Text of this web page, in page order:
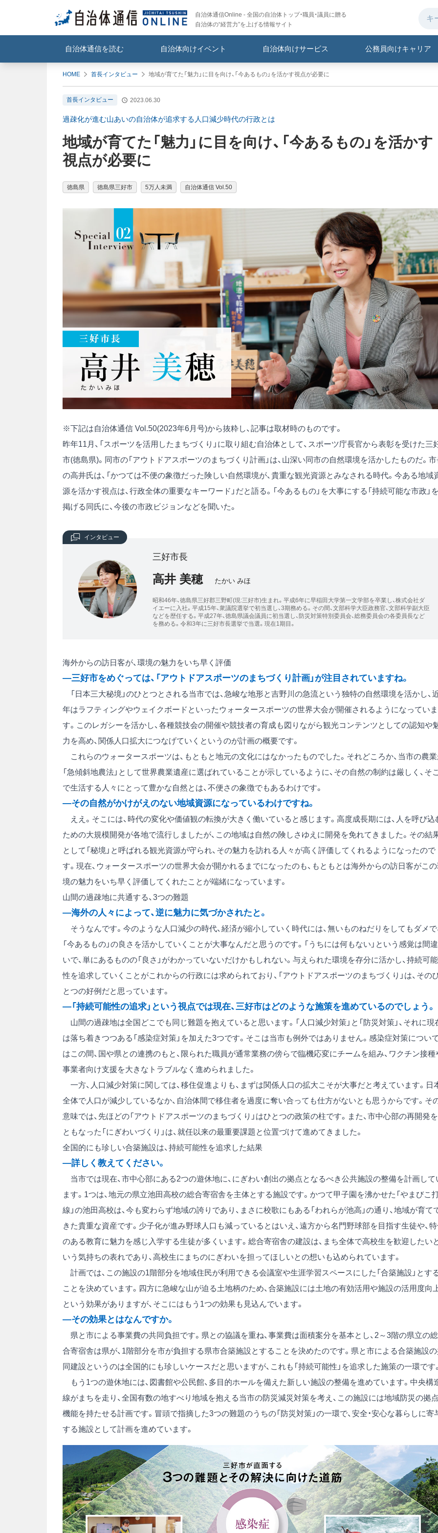
自治体通信Online - 全国の自治体トップ・職員・議員に贈る
自治体の“経営力”を上げる情報サイト
自治体通信を読む 自治体向けイベント 自治体向けサービス 公務員向けキャリア
HOME 首長インタビュー 地域が育てた「魅力」に目を向け、「今あるもの」を活かす視点が必要に
首長インタビュー 2023.06.30
過疎化が進む山あいの自治体が追求する人口減少時代の行政とは
地域が育てた「魅力」に目を向け、「今あるもの」を活かす
視点が必要に
徳島県 徳島県三好市 5万人未満 自治体通信 Vol.50
※下記は自治体通信 Vol.50(2023年6月号)から抜粋し、記事は取材時のものです。
昨年11月、「スポーツを活用したまちづくり」に取り組む自治体として、スポーツ庁長官から表彰を受けた三
市(徳島県)。同市の「アウトドアスポーツのまちづくり計画」は、山深い同市の自然環境を活かしたものだ。
の高井氏は、「かつては不便の象徴だった険しい自然環境が、貴重な観光資源とみなされる時代。今ある地域
源を活かす視点は、行政全体の重要なキーワード」だと語る。「今あるもの」を大事にする「持続可能な市政」を
掲げる同氏に、今後の市政ビジョンなどを聞いた。
インタビュー
三好市長
高井 美穂 たかい みほ
昭和46年、徳島県三好郡三野町(現:三好市)生まれ。平成6年に早稲田大学第一文学部を卒業し、株式会社ダ
イエーに入社。平成15年、衆議院選挙で初当選し、3期務める。その間、文部科学大臣政務官、文部科学副大臣
などを歴任する。平成27年、徳島県議会議員に初当選し、防災対策特別委員会、総務委員会の各委員長など
を務める。令和3年に三好市長選挙で当選。現在1期目。
海外からの訪日客が、環境の魅力をいち早く評価
―三好市をめぐっては、「アウトドアスポーツのまちづくり計画」が注目されていますね。
「日本三大秘境」のひとつとされる当市では、急峻な地形と吉野川の急流という独特の自然環境を活かし、
年はラフティングやウェイクボードといったウォータースポーツの世界大会が開催されるようになっていま
す。このレガシーを活かし、各種競技会の開催や競技者の育成も図りながら観光コンテンツとしての認知や
力を高め、関係人口拡大につなげていくというのが計画の概要です。
これらのウォータースポーツは、もともと地元の文化にはなかったものでした。それどころか、当市の農
「急傾斜地農法」として世界農業遺産に選ばれていることが示しているように、その自然の制約は厳しく、そこ
で生活する人々にとって豊かな自然とは、不便さの象徴でもあるわけです。
―その自然がかけがえのない地域資源になっているわけですね。
ええ。そこには、時代の変化や価値観の転換が大きく働いていると感じます。高度成長期には、人を呼び込
ための大規模開発が各地で流行しましたが、この地域は自然の険しさゆえに開発を免れてきました。その結
として「秘境」と呼ばれる観光資源が守られ、その魅力を訪れる人々が高く評価してくれるようになったので
す。現在、ウォータースポーツの世界大会が開かれるまでになったのも、もともとは海外からの訪日客がこ
境の魅力をいち早く評価してくれたことが端緒になっています。
山間の過疎地に共通する、3つの難題
―海外の人々によって、逆に魅力に気づかされたと。
そうなんです。今のような人口減少の時代、経済が縮小していく時代には、無いものねだりをしてもダメで
「今あるもの」の良さを活かしていくことが大事なんだと思うのです。「うちには何もない」という感覚は間違
いで、単にあるものの「良さ」がわかっていないだけかもしれない。与えられた環境を存分に活かし、持続可能
性を追求していくことがこれからの行政には求められており、「アウトドアスポーツのまちづくり」は、その
とつの好例だと思っています。
―「持続可能性の追求」という視点では現在、三好市はどのような施策を進めているのでしょう。
山間の過疎地は全国どこでも同じ難題を抱えていると思います。「人口減少対策」と「防災対策」、それに現
は落ち着きつつある「感染症対策」を加えた3つです。そこは当市も例外ではありません。感染症対策について
はこの間、国や県との連携のもと、限られた職員が通常業務の傍らで臨機応変にチームを組み、ワクチン接種
事業者向け支援を大きなトラブルなく進められました。
一方、人口減少対策に関しては、移住促進よりも、まずは関係人口の拡大こそが大事だと考えています。日
全体で人口が減少しているなか、自治体間で移住者を過度に奪い合っても仕方がないとも思うからです。そ
意味では、先ほどの「アウトドアスポーツのまちづくり」はひとつの政策の柱です。また、市中心部の再開発を
ともなった「にぎわいづくり」は、就任以来の最重要課題と位置づけて進めてきました。
全国的にも珍しい合築施設は、持続可能性を追求した結果
―詳しく教えてください。
当市では現在、市中心部にある2つの遊休地に、にぎわい創出の拠点となるべき公共施設の整備を計画して
ます。1つは、地元の県立池田高校の総合寄宿舎を主体とする施設です。かつて甲子園を沸かせた「やまびこ
線」の池田高校は、今も変わらず地域の誇りであり、まさに校歌にもある「われらが池高」の通り、地域が育て
きた貴重な資産です。少子化が進み野球人口も減っているとはいえ、遠方から名門野球部を目指す生徒や、
のある教育に魅力を感じ入学する生徒が多くいます。総合寄宿舎の建設は、まち全体で高校生を歓迎したい
いう気持ちの表れであり、高校生にまちのにぎわいを担ってほしいとの想いも込められています。
計画では、この施設の1階部分を地域住民が利用できる会議室や生涯学習スペースにした「合築施設」とす
ことを決めています。四方に急峻な山が迫る土地柄のため、合築施設には土地の有効活用や施設の活用度向
という効果がありますが、そこにはもう1つの効果も見込んでいます。
―その効果とはなんですか。
県と市による事業費の共同負担です。県との協議を重ね、事業費は面積案分を基本とし、2～3階の県立の総
合寄宿舎は県が、1階部分を市が負担する県市合築施設とすることを決めたのです。県と市による合築施設
同建設というのは全国的にも珍しいケースだと思いますが、これも「持続可能性」を追求した施策の一環です。
もう1つの遊休地には、図書館や公民館、多目的ホールを備えた新しい施設の整備を進めています。中央構
線がまちを走り、全国有数の地すべり地域を抱える当市の防災減災対策を考え、この施設には地域防災の拠点
機能を持たせる計画です。冒頭で指摘した3つの難題のうちの「防災対策」の一環で、安全・安心な暮らしに寄
する施設として計画を進めています。